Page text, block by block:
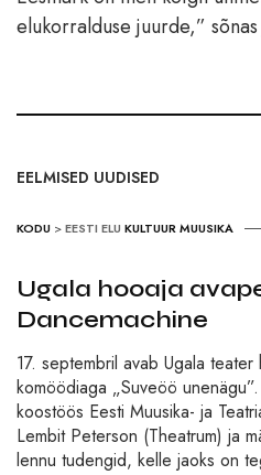
elukorralduse juurde,”
EELMISED UUDISED
KODU >EESTI ELU KULTUURMUUSIKA
Ugala hooaja
Dancemachine
17. septembril avab Ugala teater
komöödiaga „Suveöö
koostöös Eesti Muusika- ja
Lembit Peterson (Theatrum) ja
lennu tudengid, kelle jaoks on